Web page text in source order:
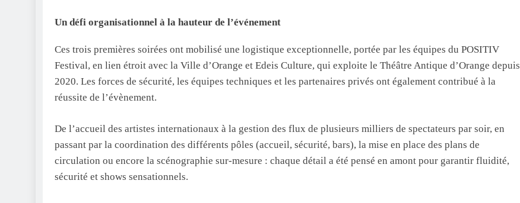
Un défi organisationnel à la hauteur de l’événement
Ces trois premières soirées ont mobilisé une logistique exceptionnelle, portée par les équipes du POSITIV
Festival, en lien étroit avec la Ville d’Orange et Edeis Culture, qui exploite le Théâtre Antique d’Orange depuis
2020. Les forces de sécurité, les équipes techniques et les partenaires privés ont également contribué à la
réussite de l’évènement.
De l’accueil des artistes internationaux à la gestion des flux de plusieurs milliers de spectateurs par soir, en
passant par la coordination des différents pôles (accueil, sécurité, bars), la mise en place des plans de
circulation ou encore la scénographie sur-mesure : chaque détail a été pensé en amont pour garantir fluidité,
sécurité et shows sensationnels.